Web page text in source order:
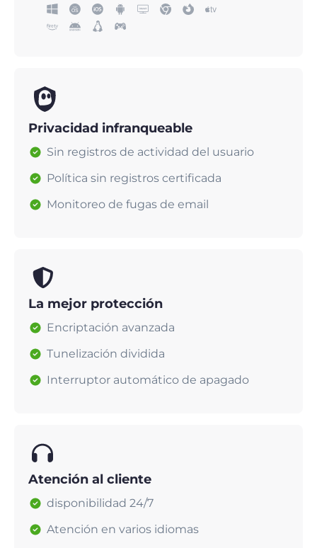
Privacidad infranqueable
Sin registros de actividad del usuario
Política sin registros certificada
Monitoreo de fugas de email
La mejor protección
Encriptación avanzada
Tunelización dividida
Interruptor automático de apagado
Atención al cliente
disponibilidad 24/7
Atención en varios idiomas